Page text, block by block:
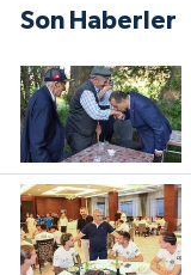
Son Haberler